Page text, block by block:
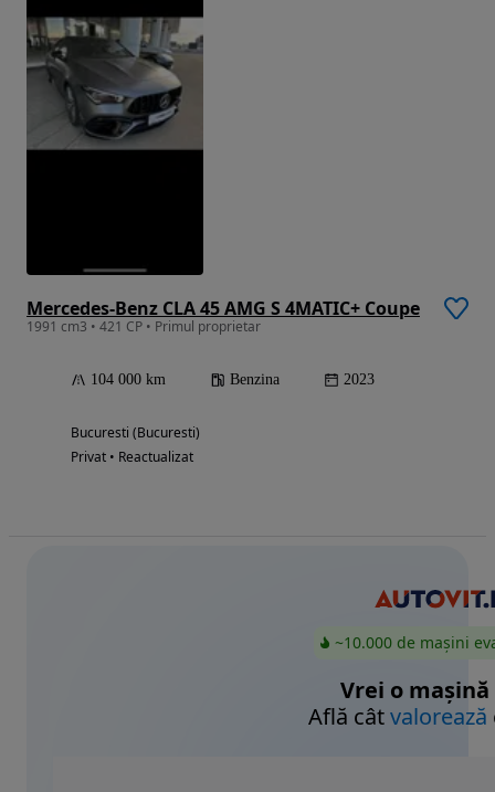
Mercedes-Benz CLA 45 AMG S 4MATIC+ Coupe
1991 cm3 • 421 CP • Primul proprietar
104 000 km Benzina 2023
Bucuresti (Bucuresti)
Privat • Reactualizat
~10.000 de mașini
Vrei o mașină
Află câtvalorează